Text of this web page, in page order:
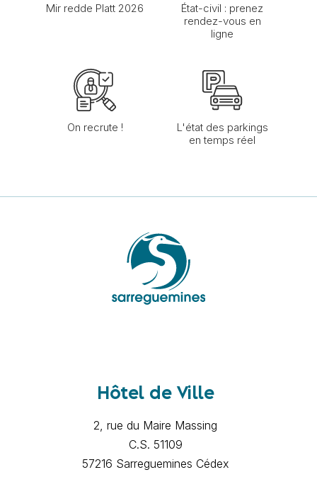
Mir redde Platt 2026
État-civil : prenez
rendez-vous en
ligne
On recrute !
L'état des parkings
en temps réel
Hôtel de Ville
2, rue du Maire Massing
C.S. 51109
57216 Sarreguemines Cédex